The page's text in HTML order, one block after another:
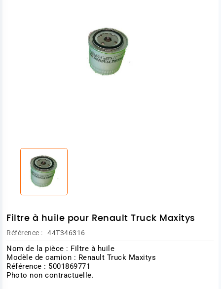
Filtre à huile pour Renault Truck Maxitys
Référence : 44T346316
Nom de la pièce : Filtre à huile
Modèle de camion : Renault Truck Maxitys
Référence : 5001869771
Photo non contractuelle.